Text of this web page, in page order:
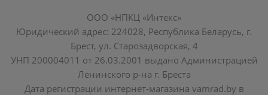
ООО «НПКЦ «Интекс»
Юридический адрес: 224028, Республика Беларусь, г.
Брест, ул. Старозадворская, 4
УНП 200004011 от 26.03.2001 выдано Администрацией
Ленинского р-на г. Бреста
Дата регистрации интернет-магазина vamrad.by в